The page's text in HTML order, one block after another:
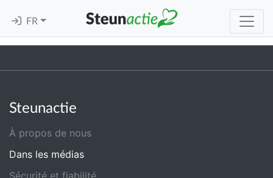
FR
Steunactie
À propos de nous
Dans les médias